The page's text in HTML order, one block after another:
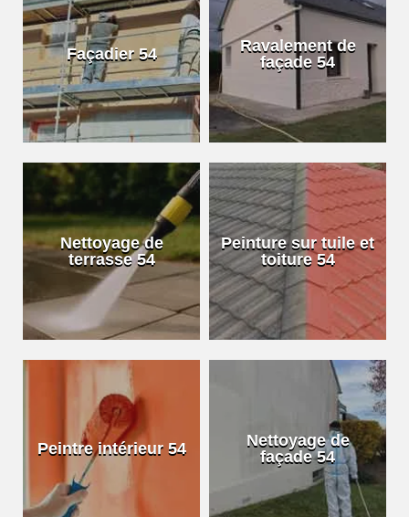
Façadier 54
Ravalement de
façade 54
Nettoyage de
terrasse 54
Peinture sur tuile et
toiture 54
Peintre intérieur 54
Nettoyage de
façade 54